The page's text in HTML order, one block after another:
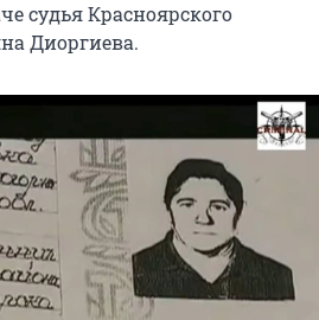
судья Красноярского
Диоргиева.